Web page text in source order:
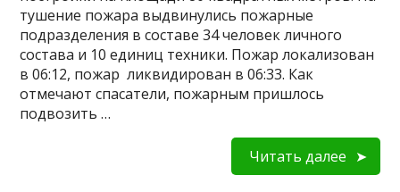
тушение пожара выдвинулись пожарные
подразделения в составе 34 человек личного
состава и 10 единиц техники. Пожар локализован
в 06:12, пожар ликвидирован в 06:33. Как
отмечают спасатели, пожарным пришлось
подвозить …
Читать далее